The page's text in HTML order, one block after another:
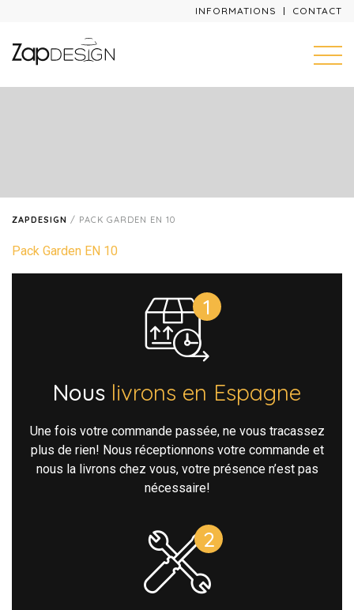
INFORMATIONS CONTACT
ZAPDESIGN / PACK GARDEN EN 10
Pack Garden EN 10
Nous livrons en Espagne
Une fois votre commande passée, ne vous tracassez
plus de rien! Nous réceptionnons votre commande et
nous la livrons chez vous, votre présence n’est pas
nécessaire!